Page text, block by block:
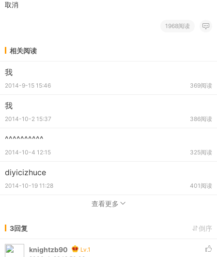
取消
1968阅读
相关阅读
我
2014-9-15 15:46 369阅读
我
2014-10-2 15:37 386阅读
^^^^^^^^^^
2014-10-4 12:15 325阅读
diyicizhuce
2014-10-19 11:28 401阅读
查看更多
3回复 倒序
knightzb90
Lv.1